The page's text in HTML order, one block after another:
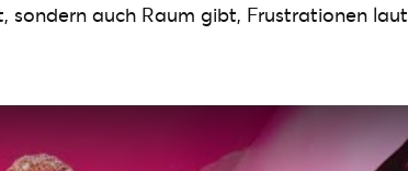
sondern auch Raum gibt, Frustrationen laut